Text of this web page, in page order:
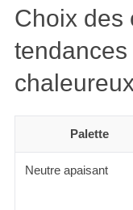
Choix des
chaleureux
Palette
Neutre apaisant